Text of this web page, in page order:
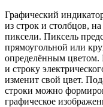
Графический
из строк и столбцов,
пиксели. Пиксель
прямоугольной или
определённым цветом.
и строку
изменит свой цвет.
строки можно
графическое